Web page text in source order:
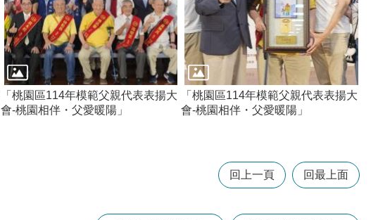
「桃園區114年模範父親代表表揚大
會-桃園相伴・父愛暖陽」
「桃園區114年模範父親代表表揚大
會-桃園相伴・父愛暖陽」
回上一頁 回最上面